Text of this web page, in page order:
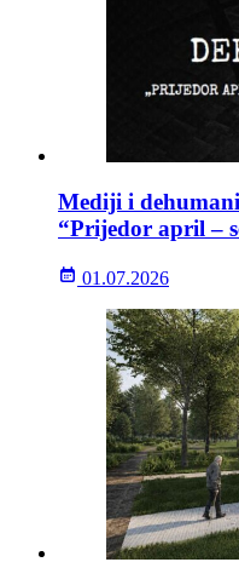
Mediji i
“Prijedor april –
01.07.2026